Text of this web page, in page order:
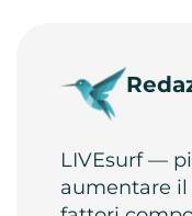
LIVEsurf —
aumentare